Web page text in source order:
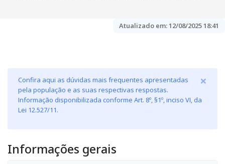
Atualizado em:12/08/2025 18:41
×
Confira aqui as dúvidas mais frequentes apresentadas
pela população e as suas respectivas respostas.
Informação disponibilizada conforme Art. 8º, §1º, inciso VI, da
Lei 12.527/11.
Informações gerais